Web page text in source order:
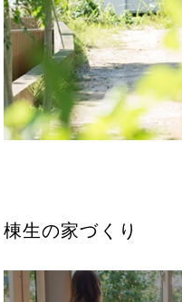
棟生の家づくり